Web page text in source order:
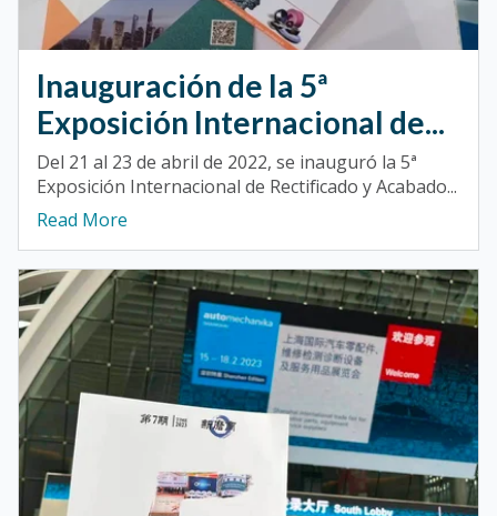
Inauguración de la 5ª
Exposición Internacional de...
Del 21 al 23 de abril de 2022, se inauguró la 5ª
Exposición Internacional de Rectificado y Acabado...
Read More